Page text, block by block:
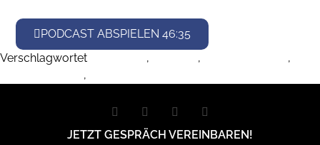
PODCAST ABSPIELEN 46:35
Verschlagwortet
, ,
,
,
JETZT GESPRÄCH VEREINBAREN!